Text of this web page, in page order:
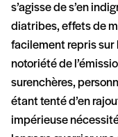
s’agisse de s’en
diatribes, effets de
facilement repris sur
notoriété de
surenchères,
étant tenté d’en
impérieuse